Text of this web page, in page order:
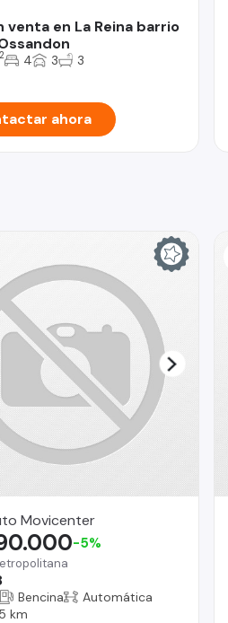
venta en La Reina barrio
2 4 3 3
ahora
Movicenter
-5%
Bencina
Automática
km